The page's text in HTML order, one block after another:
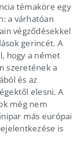
témaköre egy
a várhatóan
végződésekkel
gerincét. A
hogy a német
szeretének a
és az
elesni. A
még nem
más európai
is